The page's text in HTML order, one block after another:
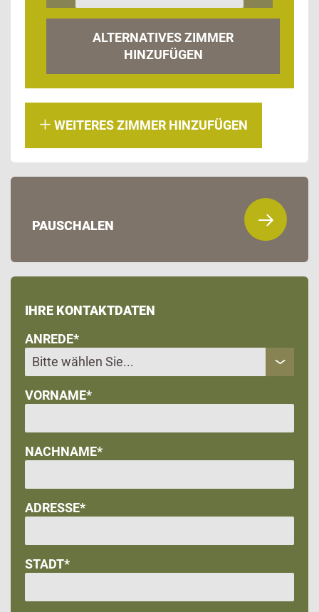
ALTERNATIVES ZIMMER
HINZUFÜGEN
WEITERES ZIMMER HINZUFÜGEN
PAUSCHALEN
IHRE KONTAKTDATEN
ANREDE*
VORNAME*
NACHNAME*
ADRESSE*
STADT*